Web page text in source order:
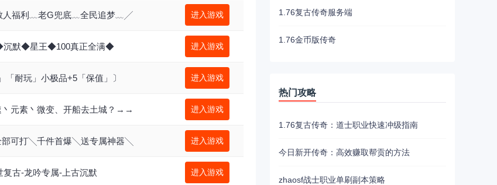
福利﹏老G兜底﹏全民追梦﹏╱ 进入游戏
默◆星王◆100真正全满◆ 进入游戏
「耐玩」小极品+5「保值」〕 进入游戏
素丶微变、开船去土城？→→ 进入游戏
可打╲千件首爆╲送专属神器╲ 进入游戏
复古-龙吟专属-上古沉默 进入游戏
1.76复古传奇服务端
1.76金币版传奇
热门攻略
1.76复古传奇：道士职业快速冲级指南
今日新开传奇：高效赚取帮贡的方法
zhaosf战士职业单刷副本策略